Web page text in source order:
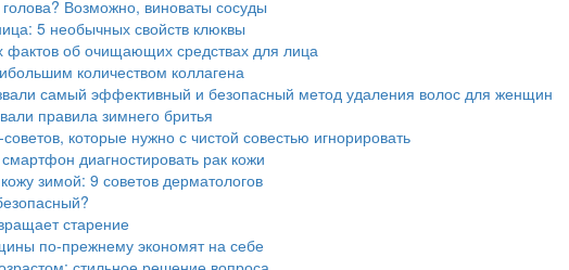
Возможно, виноваты сосуды
5 необычных свойств клюквы
фактов об очищающих средствах для лица
количеством коллагена
самый эффективный и безопасный метод удаления волос для женщин
правила зимнего бритья
которые нужно с чистой совестью игнорировать
диагностировать рак кожи
зимой: 9 советов дерматологов
старение
по-прежнему экономят на себе